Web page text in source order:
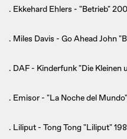
. Ekkehard Ehlers - "Betrieb"
. Miles Davis - Go Ahead John
. DAF - Kinderfunk "Die Kleinen
. Emisor - "La Noche del
. Liliput - Tong Tong "Liliput"